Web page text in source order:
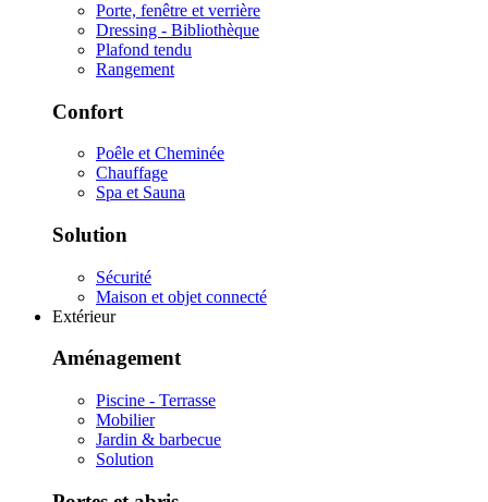
Porte, fenêtre et verrière
Dressing - Bibliothèque
Plafond tendu
Rangement
Confort
Poêle et Cheminée
Chauffage
Spa et Sauna
Solution
Sécurité
Maison et objet connecté
Extérieur
Aménagement
Piscine - Terrasse
Mobilier
Jardin & barbecue
Solution